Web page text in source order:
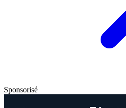
Sponsorisé